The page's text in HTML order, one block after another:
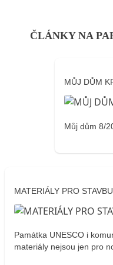
ČLÁNKY NA
MŮJ DŮM
Můj dům 8/
MATERIÁLY PRO STAVBU
Památka UNESCO i
materiály nejsou jen pro